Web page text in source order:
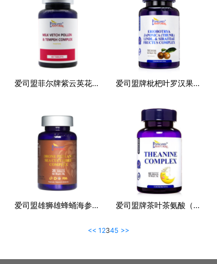
爱司盟菲尔牌紫云英花粉天贝（压片糖果） 爱司盟牌枇杷叶罗汉果复合（固体饮料）
爱司盟雄狮雄蜂蛹海参复合片（压片糖果） 爱司盟牌茶叶茶氨酸（压片糖果）
<< 12345 >>